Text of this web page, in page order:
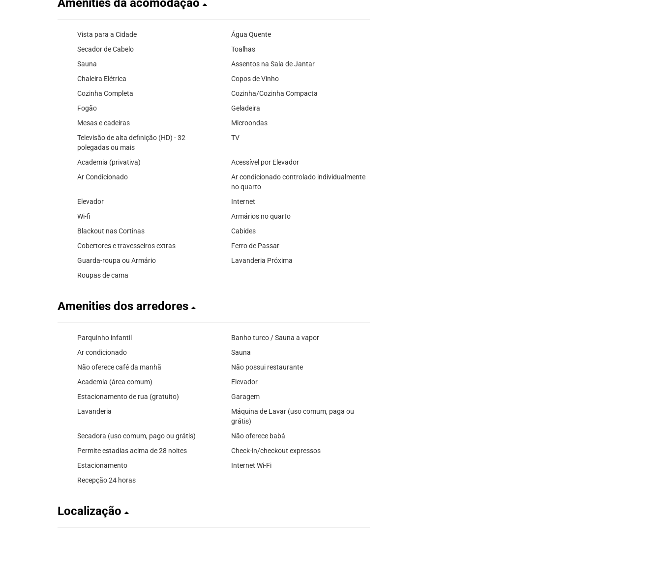
Vista para a Cidade
Água Quente
Secador de Cabelo
Toalhas
Sauna
Assentos na Sala de Jantar
Chaleira Elétrica
Copos de Vinho
Cozinha Completa
Cozinha/Cozinha Compacta
Fogão
Geladeira
Mesas e cadeiras
Microondas
Televisão de alta definição (HD) - 32
polegadas ou mais
TV
Academia (privativa)
Acessível por Elevador
Ar Condicionado
Ar condicionado controlado individualmente
no quarto
Elevador
Internet
Wi-fi
Armários no quarto
Blackout nas Cortinas
Cabides
Cobertores e travesseiros extras
Ferro de Passar
Guarda-roupa ou Armário
Lavanderia Próxima
Roupas de cama
Amenities dos arredores
Parquinho infantil
Banho turco / Sauna a vapor
Ar condicionado
Sauna
Não oferece café da manhã
Não possui restaurante
Academia (área comum)
Elevador
Estacionamento de rua (gratuito)
Garagem
Lavanderia
Máquina de Lavar (uso comum, paga ou
grátis)
Secadora (uso comum, pago ou grátis)
Não oferece babá
Permite estadias acima de 28 noites
Check-in/checkout expressos
Estacionamento
Internet Wi-Fi
Recepção 24 horas
Localização